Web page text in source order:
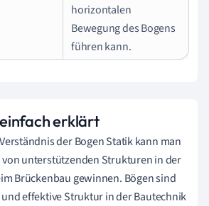
horizontalen
Bewegung des Bogens
führen kann.
erklärt
der Bogen Statik kann man
unterstützenden Strukturen in der
Brückenbau gewinnen. Bögen sind
effektive Struktur in der Bautechnik